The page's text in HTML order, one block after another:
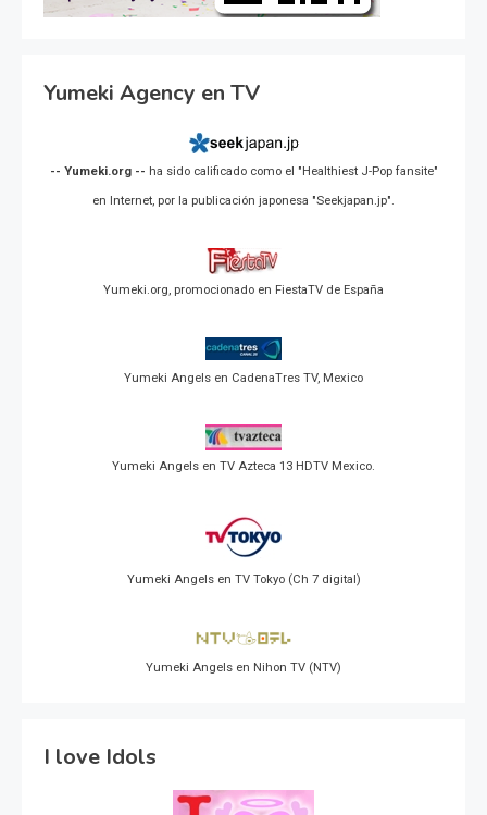
Yumeki Agency en TV
-- Yumeki.org -- ha sido calificado como el "Healthiest J-Pop fansite"
en Internet, por la publicación japonesa "Seekjapan.jp".
Yumeki.org, promocionado en FiestaTV de España
Yumeki Angels en CadenaTres TV, Mexico
Yumeki Angels en TV Azteca 13 HDTV Mexico.
Yumeki Angels en TV Tokyo (Ch 7 digital)
Yumeki Angels en Nihon TV (NTV)
I love Idols